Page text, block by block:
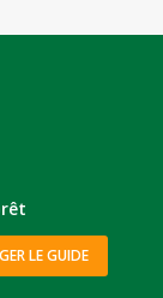
LE GUIDE